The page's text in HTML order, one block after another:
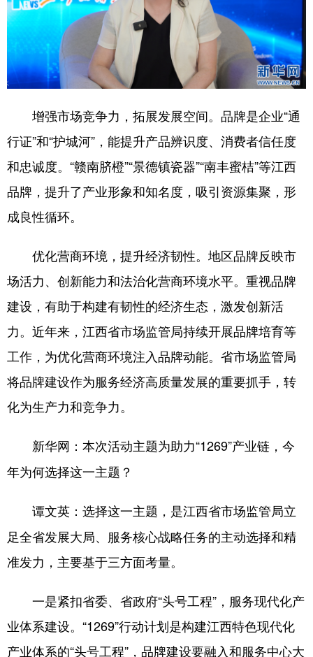
增强市场竞争力，拓展发展空间。品牌是企业“通
行证”和“护城河”，能提升产品辨识度、消费者信任度
和忠诚度。“赣南脐橙”“景德镇瓷器”“南丰蜜桔”等江西
品牌，提升了产业形象和知名度，吸引资源集聚，形
成良性循环。
优化营商环境，提升经济韧性。地区品牌反映市
场活力、创新能力和法治化营商环境水平。重视品牌
建设，有助于构建有韧性的经济生态，激发创新活
力。近年来，江西省市场监管局持续开展品牌培育等
工作，为优化营商环境注入品牌动能。省市场监管局
将品牌建设作为服务经济高质量发展的重要抓手，转
化为生产力和竞争力。
新华网： 本次活动主题为助力“1269”产业链，今
年为何选择这一主题？
谭文英： 选择这一主题，是江西省市场监管局立
足全省发展大局、服务核心战略任务的主动选择和精
准发力，主要基于三方面考量。
一是紧扣省委、省政府“头号工程”，服务现代化产
业体系建设。“1269”行动计划是构建江西特色现代化
产业体系的“头号工程”，品牌建设要融入和服务中心大